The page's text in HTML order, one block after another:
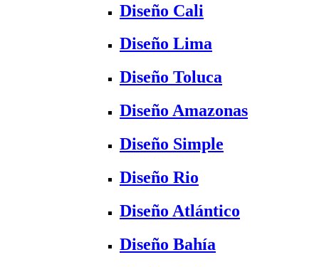
Diseño Cali
Diseño Lima
Diseño Toluca
Diseño Amazonas
Diseño Simple
Diseño Rio
Diseño Atlántico
Diseño Bahía